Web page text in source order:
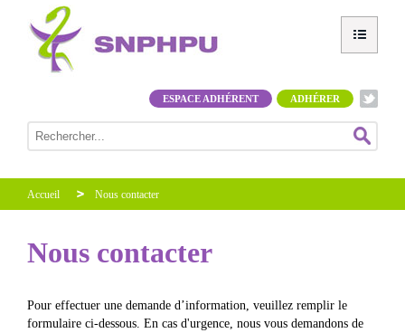
ADHÉRER
ESPACE ADHÉRENT
Accueil Nous contacter
Nous contacter
Pour effectuer une demande d’information, veuillez remplir le
formulaire ci-dessous. En cas d'urgence, nous vous demandons de